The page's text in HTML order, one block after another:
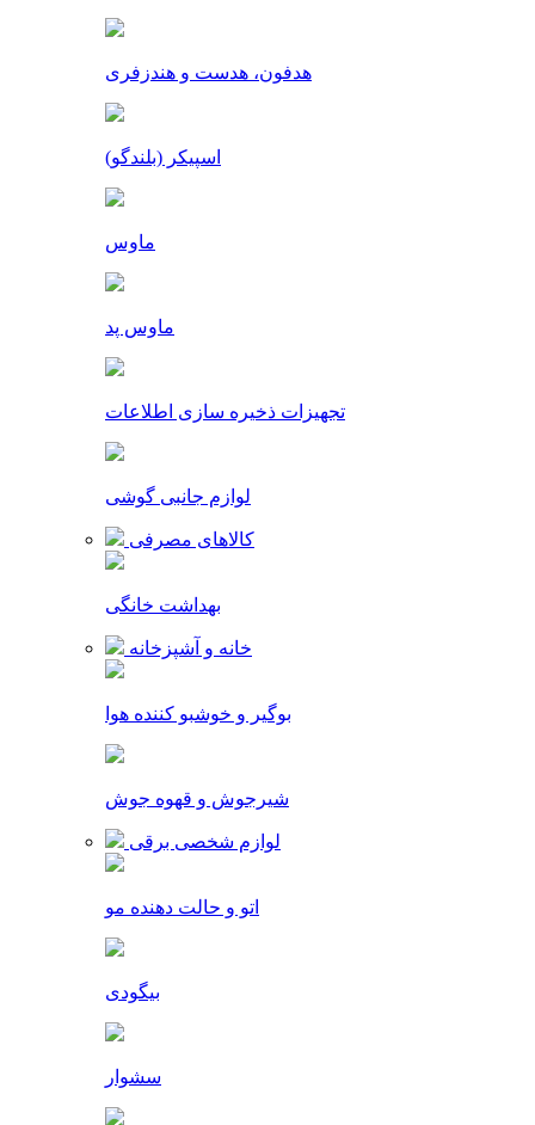
هدفون، هدست و هندزفری
اسپیکر (بلندگو)
ماوس
ماوس پد
تجهیزات ذخیره سازی اطلاعات
لوازم جانبی گوشی
کالاهای مصرفی
بهداشت خانگی
خانه و آشپزخانه
بوگیر و خوشبو کننده هوا
شیرجوش و قهوه جوش
لوازم شخصی برقی
اتو و حالت دهنده مو
بیگودی
سشوار